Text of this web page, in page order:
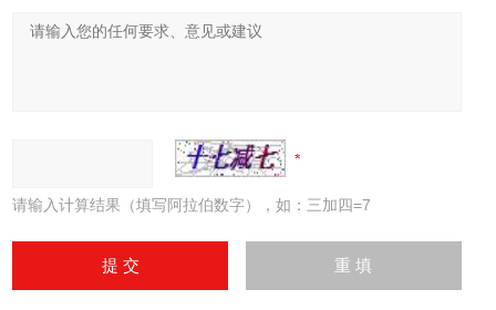
请输入计算结果（填写阿拉伯数字），如：三加四=7